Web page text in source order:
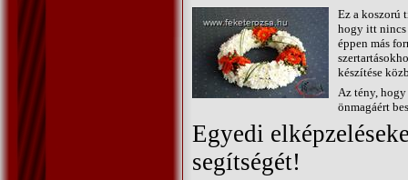
Ez a koszorú
hogy itt nincs
éppen más
készítése
Az tény,
önmagáért
Egyedi
segítségét!